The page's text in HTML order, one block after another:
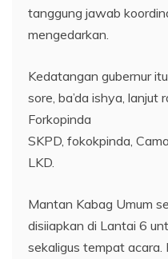
tanggung jawab
mengedarkan.
Kedatangan gubernur
sore, ba’da ishya, lanjut
Forkopinda
SKPD, fokokpinda,
LKD.
Mantan Kabag Umum
disiiapkan di Lantai 6
sekaligus tempat acara.